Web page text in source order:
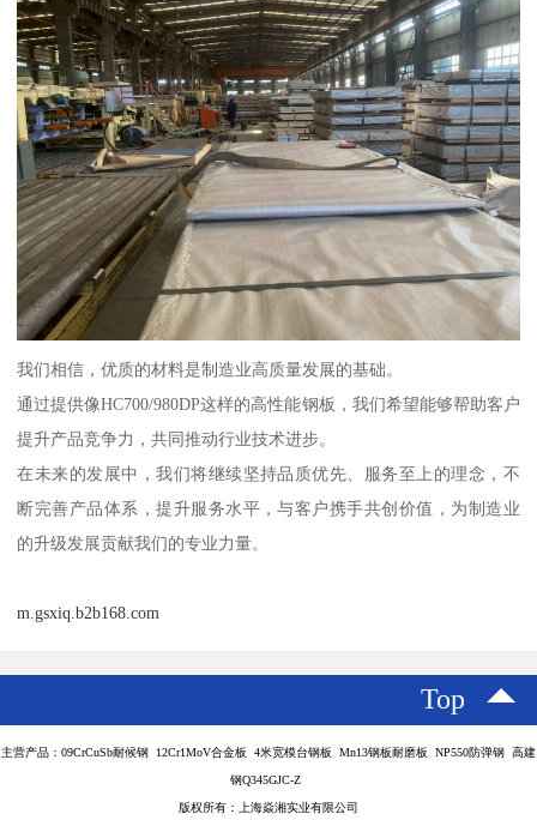
我们相信，优质的材料是制造业高质量发展的基础。
通过提供像HC700/980DP这样的高性能钢板，我们希望能够帮助客户
提升产品竞争力，共同推动行业技术进步。
在未来的发展中，我们将继续坚持品质优先、服务至上的理念，不
断完善产品体系，提升服务水平，与客户携手共创价值，为制造业
的升级发展贡献我们的专业力量。
m.gsxiq.b2b168.com
Top
主营产品：09CrCuSb耐候钢 12Cr1MoV合金板 4米宽模台钢板 Mn13钢板耐磨板 NP550防弹钢 高建
钢Q345GJC-Z
版权所有：上海焱湘实业有限公司